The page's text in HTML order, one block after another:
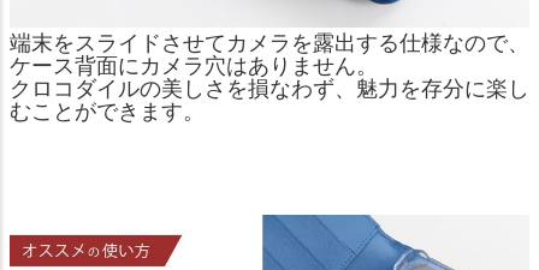
端末をスライドさせてカメラを露出する仕様なので、
ケース背面にカメラ穴はありません。
クロコダイルの美しさを損なわず、魅力を存分に楽し
むことができます。